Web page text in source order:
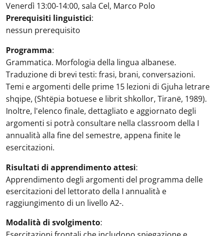
Venerdì 13:00-14:00, sala Cel, Marco Polo
Prerequisiti linguistici:
nessun prerequisito
Programma:
Grammatica. Morfologia della lingua albanese.
Traduzione di brevi testi: frasi, brani, conversazioni.
Temi e argomenti delle prime 15 lezioni di Gjuha letrare
shqipe, (Shtëpia botuese e librit shkollor, Tiranë, 1989).
Inoltre, l'elenco finale, dettagliato e aggiornato degli
argomenti si potrà consultare nella classroom della I
annualità alla fine del semestre, appena finite le
esercitazioni.
Risultati di apprendimento attesi:
Apprendimento degli argomenti del programma delle
esercitazioni del lettorato della I annualità e
raggiungimento di un livello A2-.
Modalità di svolgimento: